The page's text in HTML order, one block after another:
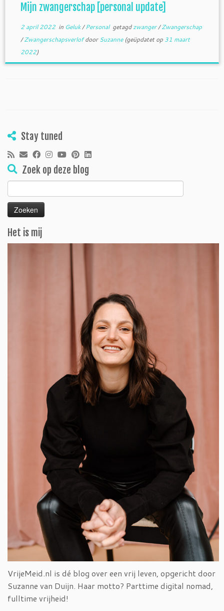
Mijn zwangerschap [personal update]
2 april 2022in Geluk/Personal getagdzwanger/Zwangerschap
/ZwangerschapsverlofdoorSuzanne(geüpdatet op 31 maart
2022)
Stay tuned
Zoek op deze blog
Zoeken
naar:
Het is mij
VrijeMeid.nl is dé blog over een vrij leven, opgericht door
Suzanne van Duijn. Haar motto? Parttime digital nomad,
fulltime vrijheid!